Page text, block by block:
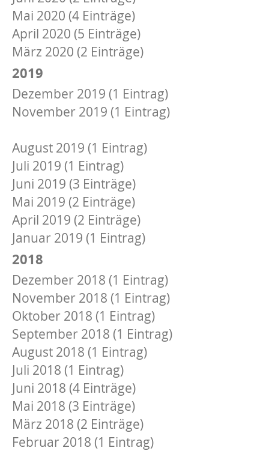
Mai 2020 (4 Einträge)
April 2020 (5 Einträge)
März 2020 (2 Einträge)
2019
Dezember 2019 (1 Eintrag)
November 2019 (1 Eintrag)
August 2019 (1 Eintrag)
Juli 2019 (1 Eintrag)
Juni 2019 (3 Einträge)
Mai 2019 (2 Einträge)
April 2019 (2 Einträge)
Januar 2019 (1 Eintrag)
2018
Dezember 2018 (1 Eintrag)
November 2018 (1 Eintrag)
Oktober 2018 (1 Eintrag)
September 2018 (1 Eintrag)
August 2018 (1 Eintrag)
Juli 2018 (1 Eintrag)
Juni 2018 (4 Einträge)
Mai 2018 (3 Einträge)
März 2018 (2 Einträge)
Februar 2018 (1 Eintrag)